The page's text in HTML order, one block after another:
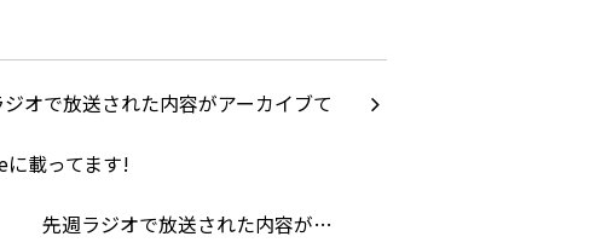
先週ラジオで放送された内容が…